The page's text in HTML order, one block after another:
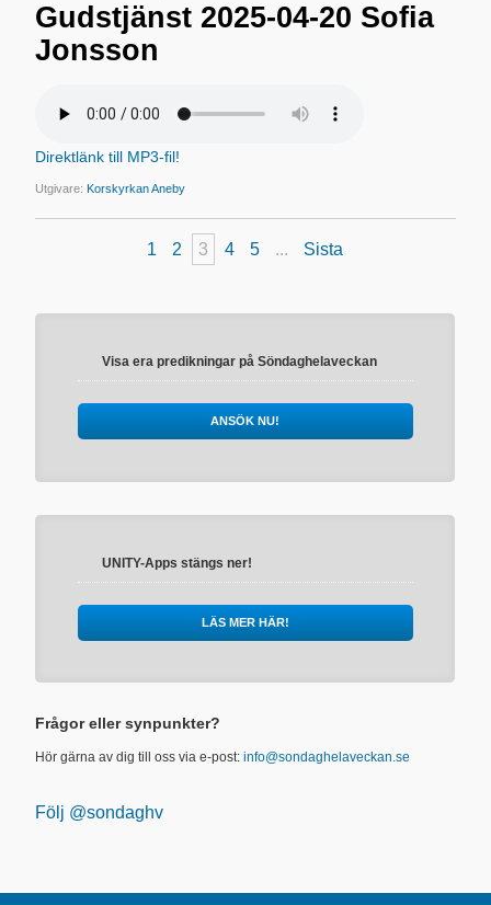
Gudstjänst 2025-04-20 Sofia
Jonsson
Direktlänk till MP3-fil!
Utgivare:Korskyrkan Aneby
1 2 3 4 5 ... Sista
Visa era predikningar på Söndaghelaveckan
ANSÖK NU!
UNITY-Apps stängs ner!
LÄS MER HÄR!
Frågor eller synpunkter?
Hör gärna av dig till oss via e-post:info@sondaghelaveckan.se
Följ @sondaghv